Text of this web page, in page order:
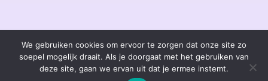
©2026 OfficeHeart B.V.
Algemene voorwaarden
We gebruiken cookies om ervoor te zorgen dat onze site zo
soepel mogelijk draait. Als je doorgaat met het gebruiken van
deze site, gaan we ervan uit dat je ermee instemt.